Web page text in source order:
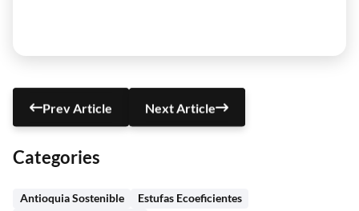
Prev Article Next Article
Categories
Antioquia Sostenible
Estufas Ecoeficientes